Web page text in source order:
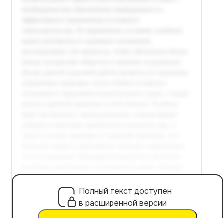
Полный текст доступен
в расширенной версии